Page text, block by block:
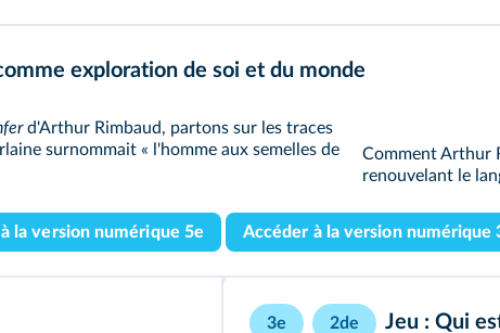
exploration de soi et du monde
d'Arthur Rimbaud, partons sur les traces
surnommait « l'homme aux semelles de
Comment Arthur
renouvelant le
la version numérique 5e Accéder à la version numérique
3e 2de Jeu : Qui